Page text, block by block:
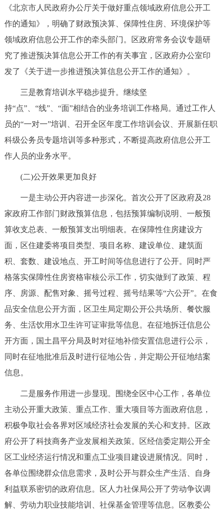
回到顶部
《北京市人民政府办公厅关于做好重点领域政府信息公开工
作的通知》，明确了财政预决算、保障性住房、环境保护等
领域政府信息公开工作的牵头部门。区政府常务会议专题研
究了推进预决算信息公开工作的有关事宜，区政府办公室印
发了《关于进一步推进预决算信息公开工作的通知》。
三是教育培训水平稳步提升。继续坚
持“点”、“线”、“面”相结合的业务培训工作格局。通过工作人
员的“一对一”培训、召开全区年度工作培训会议、开展新任职
科级公务员专题培训等多种形式，不断提高政府信息公开工
作人员的业务水平。
(二)公开效果更加良好
一是主动公开内容进一步深化。首次公开了区政府及28
家政府工作部门财政预算信息，包括预算编制说明、一般预
算收支总表、一般预算支出明细表。在保障性住房建设方
面，区住建委将项目类型、项目名称、建设单位、建筑面
积、套数、建设地点、开工时间等信息进行了公开。同时严
格落实保障性住房资格审核公示工作，切实做到了政策、程
序、房源、配售对象、摇号过程、摇号结果等“六公开”。在食
品安全信息公开方面，区卫生局定期公开公共场所、餐饮服
务、生活饮用水卫生许可证审批等信息。在征地拆迁信息公
开方面，国土昌平分局及时对征地补偿安置信息进行公示，
同时在征地批准后及时进行征地公告，并定期公开征地结案
信息。
二是服务作用进一步显现。围绕全区中心工作，各单位
主动公开重大政策、重点工作、重大项目等方面政府信息，
积极争取社会各界对区域经济社会发展的关心和支持。区政
府公开了科技商务产业发展相关政策。区经信委定期公开全
区工业经济运行情况和重点工业项目建设进展情况。同时，
各单位围绕群众信息需求，及时公开与群众生产生活、自身
利益联系密切的政府信息。区人力社保局公开了劳动争议调
解、劳动力职业技能培训、社保基金管理等信息。区教委公